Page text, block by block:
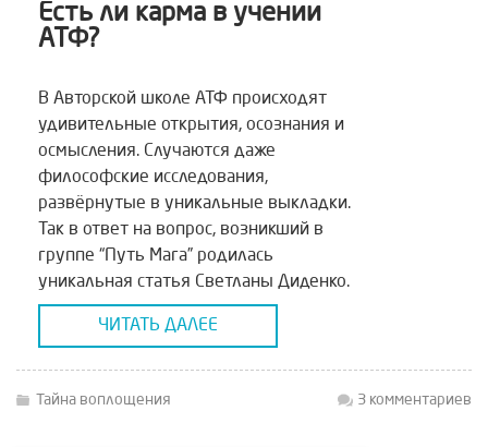
Есть ли карма в учении
АТФ?
В Авторской школе АТФ происходят
удивительные открытия, осознания и
осмысления. Случаются даже
философские исследования,
развёрнутые в уникальные выкладки.
Так в ответ на вопрос, возникший в
группе “Путь Мага” родилась
уникальная статья Светланы Диденко.
Есть ли Карма или ее нет в учении
Талгата Акбашева? Пишу свои личные
ЧИТАТЬ ДАЛЕЕ
Тайна воплощения 3 комментариев